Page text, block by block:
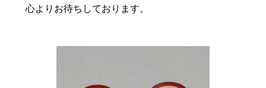
心よりお待ちしております。